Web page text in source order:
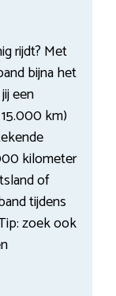
rijdt? Met
bijna het
een
km)
kilometer
of
tijdens
zoek ook